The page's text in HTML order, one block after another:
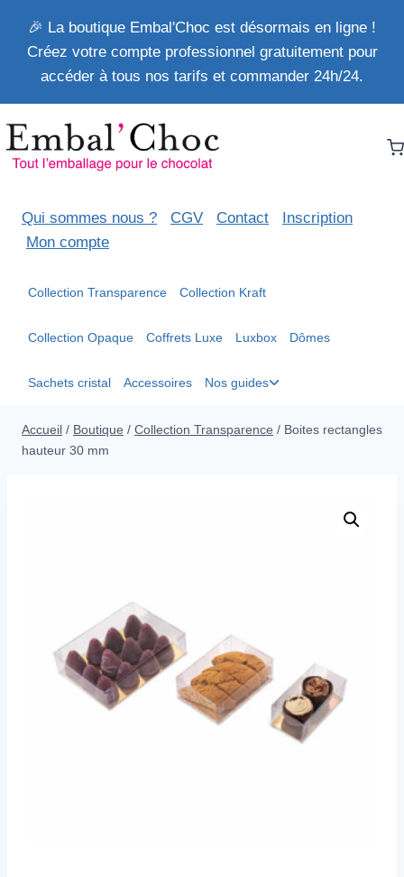
contenu
🎉 La boutique Embal'Choc est désormais en ligne !
Créez votre compte professionnel gratuitement pour
accéder à tous nos tarifs et commander 24h/24.
Qui sommes nous ? CGV Contact
Inscription
Mon compte
Collection Transparence Collection Kraft
Collection Opaque Coffrets Luxe Luxbox Dômes
Sachets cristal Accessoires Nos guides
enfant
Accueil / Boutique / Collection Transparence / Boites rectangles
hauteur 30 mm